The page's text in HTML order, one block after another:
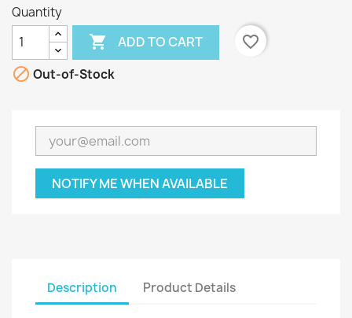
Quantity
 ADD TO CART
favorite_border
 Out-of-Stock
NOTIFY ME WHEN AVAILABLE
Description Product Details